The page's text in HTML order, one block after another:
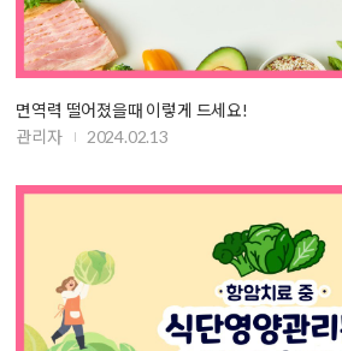
면역력 떨어졌을때 이렇게 드세요!
관리자
2024.02.13